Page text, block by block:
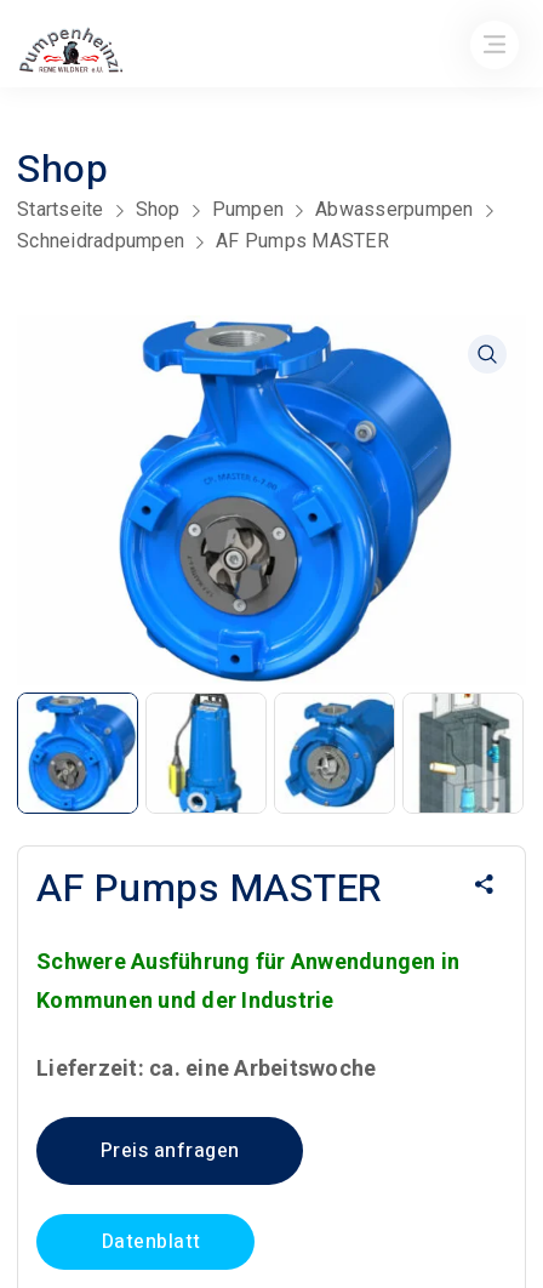
Shop
Startseite Shop Pumpen
Abwasserpumpen
Schneidradpumpen
AF Pumps MASTER
AF Pumps MASTER
Schwere Ausführung für Anwendungen in
Kommunen und der Industrie
Lieferzeit: ca. eine Arbeitswoche
Preis anfragen
Datenblatt